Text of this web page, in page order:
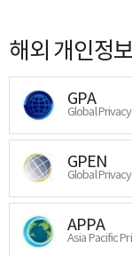
해외 개인정
GPA
Global
GPEN
Global
APPA
Asia Pacific